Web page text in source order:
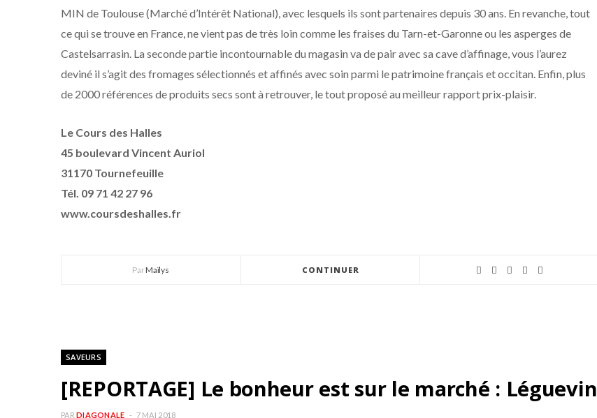
MIN de Toulouse (Marché d’Intérêt National), avec lesquels ils sont partenaires depuis 30 ans. En revanche, tout
ce qui se trouve en France, ne vient pas de très loin comme les fraises du Tarn-et-Garonne ou les asperges de
Castelsarrasin. La seconde partie incontournable du magasin va de pair avec sa cave d’affinage, vous l’aurez
deviné il s’agit des fromages sélectionnés et affinés avec soin parmi le patrimoine français et occitan. Enfin, plus
de 2000 références de produits secs sont à retrouver, le tout proposé au meilleur rapport prix-plaisir.
Le Cours des Halles
45 boulevard Vincent Auriol
31170 Tournefeuille
Tél. 09 71 42 27 96
www.coursdeshalles.fr
ParMaïlys CONTINUER
SAVEURS
[REPORTAGE] Le bonheur est sur le marché : Léguevin
PAR DIAGONALE 7 MAI 2018